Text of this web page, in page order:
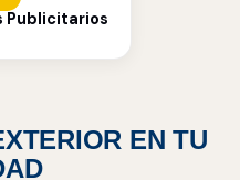
Publicitarios
EN TU